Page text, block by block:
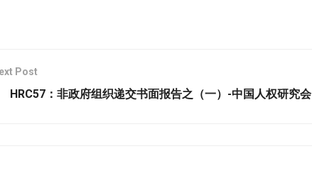
Post
HRC57：非政府组织递交书面报告之（一）-中国人权研究会